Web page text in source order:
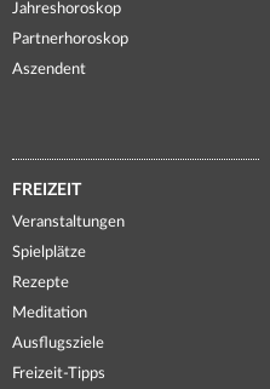
Jahreshoroskop
Partnerhoroskop
Aszendent
FREIZEIT
Veranstaltungen
Spielplätze
Rezepte
Meditation
Ausflugsziele
Freizeit-Tipps